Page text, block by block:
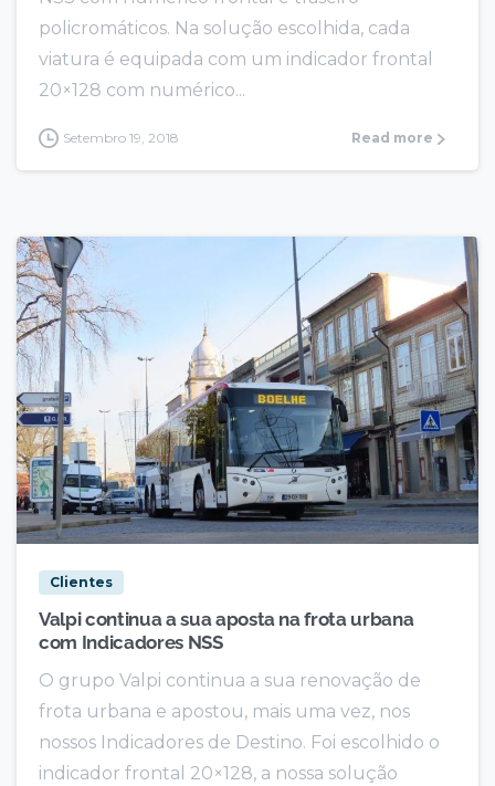
policromáticos. Na solução escolhida, cada
viatura é equipada com um indicador frontal
20×128 com numérico...
Setembro 19, 2018 Read more
Clientes
Valpi continua a sua aposta na frota urbana
com Indicadores NSS
O grupo Valpi continua a sua renovação de
frota urbana e apostou, mais uma vez, nos
nossos Indicadores de Destino. Foi escolhido o
indicador frontal 20×128, a nossa solução